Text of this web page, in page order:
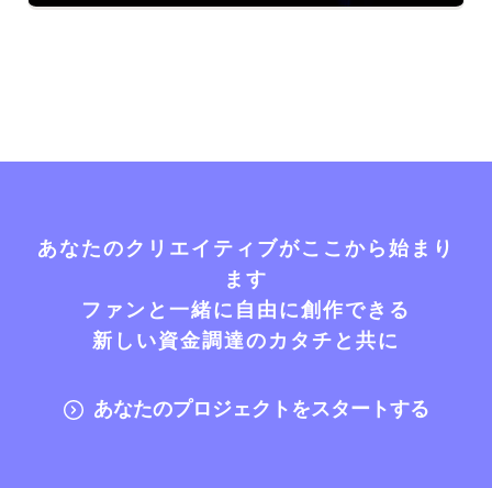
あなたのクリエイティブがここから始まり
ます
ファンと一緒に自由に創作できる
新しい資金調達のカタチと共に
あなたのプロジェクトをスタートする